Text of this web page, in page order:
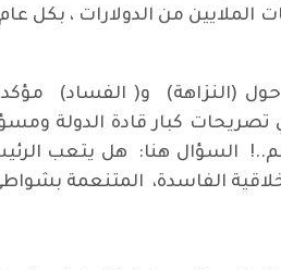
الملايين من الدولارات ، بكل
(النزاهة) و( الفساد)
كبار قادة الدولة
السؤال هنا: هل يتعب
الفاسدة، المتنعمة بشواطئ